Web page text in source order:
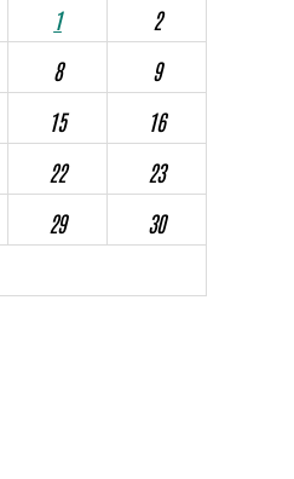
1
2
8
9
15
16
22
23
29
30